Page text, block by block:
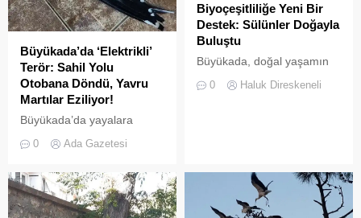
Büyükada’da ‘Elektrikli’
Terör: Sahil Yolu
Otobana Döndü, Yavru
Martılar Eziliyor!
Büyükada’da yayalara
tanımaz elektrikli araç
ölüm yoluna dönüştü.
Denetimsizliğin ve aşırı
0 Ada Gazetesi
Biyoçeşitliliğe Yeni Bir
Destek: Sülünler Doğayla
Buluştu
Büyükada, doğal yaşamın
çeşitliliğin
Koruma ve Milli Parklar
(DKMP) Genel Müdürlüğü
tarafından Polonezköy
0 Haluk Direskeneli